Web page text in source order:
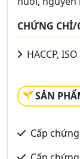
CHỨNG
HACCP,
SẢN
Cấp